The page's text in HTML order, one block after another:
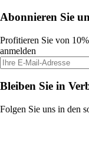
Abonnieren Sie
Profitieren Sie von
anmelden
Bleiben Sie in
Folgen Sie uns in den